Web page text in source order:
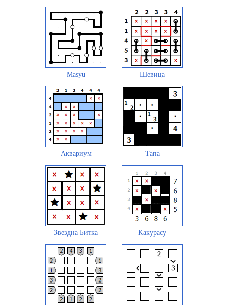
Masyu Шевица
Аквариум Тапа
Звездна Битка Какурасу